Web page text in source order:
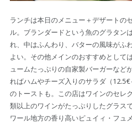
ランチは本日のメニュー＋デザートの
ル。ブランダードという魚のグラタン
れ、中はふんわり、バターの風味がふ
よい。その他メインのおすすめとして
ュームたっぷりの自家製バーガーなど
ればハムやチーズ入りのサラダ（
のトーストも。この店はワインのセレ
類以上のワインがたっぷりしたグラス
ワール地方の香り高いピュイィ・フュ